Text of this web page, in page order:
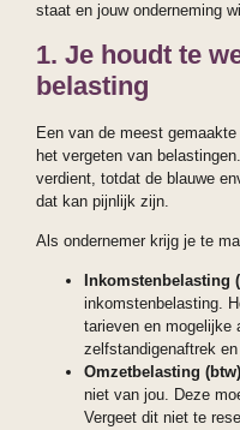
staat en jouw onderneming
1. Je houdt te
belasting
Een van de meest
het vergeten van
verdient, totdat de blauwe
dat kan pijnlijk zijn.
Als ondernemer krijg je te
Inkomstenbelasting
inkomstenbelasting.
tarieven en mogelijke
zelfstandigenaftrek
Omzetbelasting
niet van jou. Deze
Vergeet dit niet te